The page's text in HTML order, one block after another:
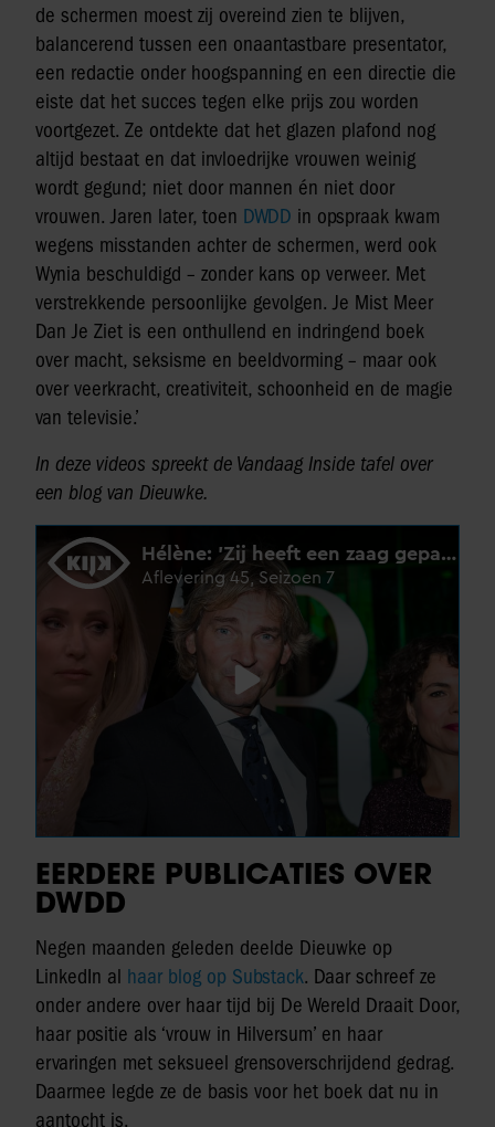
de schermen moest zij overeind zien te blijven,
balancerend tussen een onaantastbare presentator,
een redactie onder hoogspanning en een directie die
eiste dat het succes tegen elke prijs zou worden
voortgezet. Ze ontdekte dat het glazen plafond nog
altijd bestaat en dat invloedrijke vrouwen weinig
wordt gegund; niet door mannen én niet door
vrouwen. Jaren later, toen DWDD in opspraak kwam
wegens misstanden achter de schermen, werd ook
Wynia beschuldigd – zonder kans op verweer. Met
verstrekkende persoonlijke gevolgen. Je Mist Meer
Dan Je Ziet is een onthullend en indringend boek
over macht, seksisme en beeldvorming – maar ook
over veerkracht, creativiteit, schoonheid en de magie
van televisie.’
In deze videos spreekt de Vandaag Inside tafel over
een blog van Dieuwke.
EERDERE PUBLICATIES OVER
DWDD
Negen maanden geleden deelde Dieuwke op
LinkedIn al haar blog op Substack. Daar schreef ze
onder andere over haar tijd bij De Wereld Draait Door,
haar positie als ‘vrouw in Hilversum’ en haar
ervaringen met seksueel grensoverschrijdend gedrag.
Daarmee legde ze de basis voor het boek dat nu in
aantocht is.